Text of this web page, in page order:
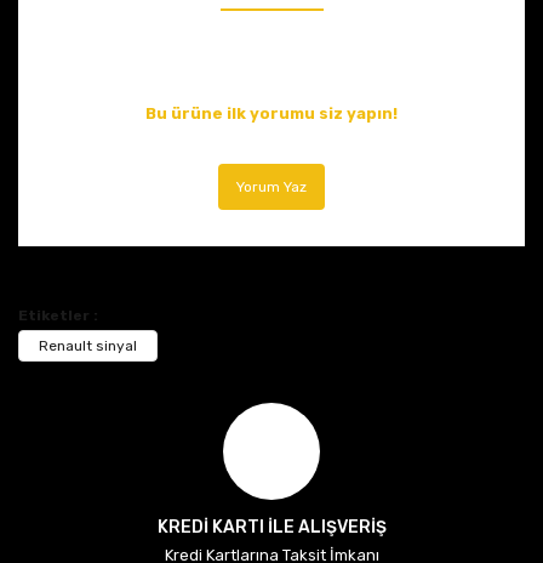
Bu ürüne ilk yorumu siz yapın!
Yorum Yaz
Etiketler :
Renault sinyal
KREDİ KARTI İLE ALIŞVERİŞ
Kredi Kartlarına Taksit İmkanı